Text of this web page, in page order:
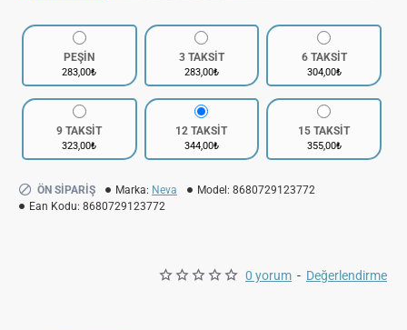
0 yorum - Değerlendirme
PEŞİN
283,00₺
3 TAKSİT
283,00₺
6 TAKSİT
304,00₺
9 TAKSİT
323,00₺
12 TAKSİT
344,00₺
15 TAKSİT
355,00₺
ÖN SIPARIŞ Marka: Neva Model: 8680729123772
Ean Kodu: 8680729123772